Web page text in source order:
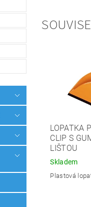
LOPATKA
CLIP S
LIŠTOU
Skladem
Plastová